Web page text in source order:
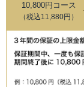
10,800円コース
（税込11,880円）